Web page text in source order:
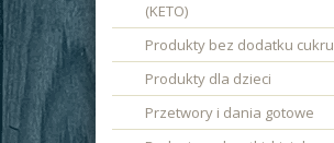
(KETO)
Produkty bez dodatku cukru
Produkty dla dzieci
Przetwory i dania gotowe